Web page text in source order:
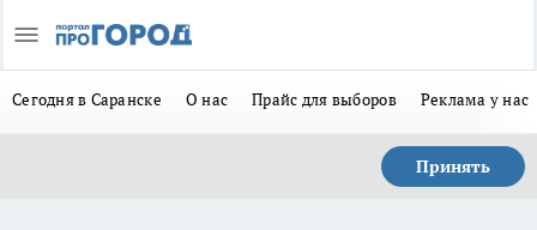
Сегодня в Саранске О нас Прайс для выборов Реклама у нас
Принять